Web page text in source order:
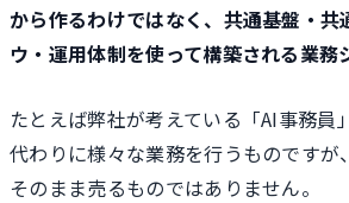
から作るわけではなく、共通基盤・共
ウ・運用体制を使って構築される業務
たとえば弊社が考えている「AI事務員
代わりに様々な業務を行うものですが
そのまま売るものではありません。